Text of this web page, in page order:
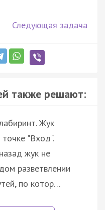
Следующая задача
также решают:
Жук
"Вход".
жук не
разветвлении
по котор…